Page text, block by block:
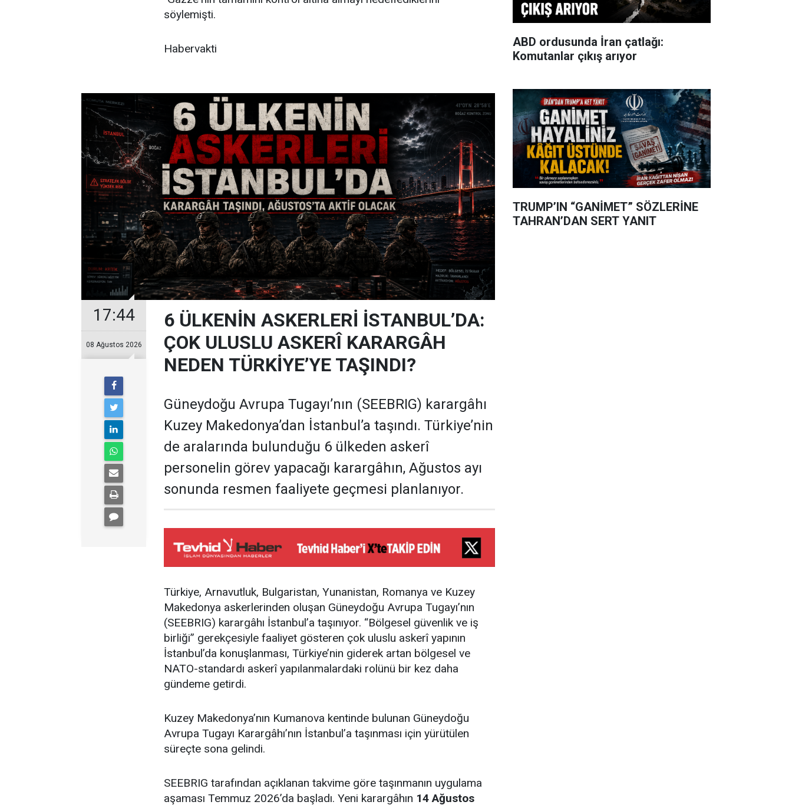
söylemişti.
Habervakti
17:44
08 Ağustos 2026
6 ÜLKENİN ASKERLERİ İSTANBUL’DA:
ÇOK ULUSLU ASKERÎ KARARGÂH
NEDEN TÜRKİYE’YE TAŞINDI?
Güneydoğu Avrupa Tugayı’nın (SEEBRIG) karargâhı
Kuzey Makedonya’dan İstanbul’a taşındı. Türkiye’nin
de aralarında bulunduğu 6 ülkeden askerî
personelin görev yapacağı karargâhın, Ağustos ayı
sonunda resmen faaliyete geçmesi planlanıyor.
Türkiye, Arnavutluk, Bulgaristan, Yunanistan, Romanya ve Kuzey
Makedonya askerlerinden oluşan Güneydoğu Avrupa Tugayı’nın
(SEEBRIG) karargâhı İstanbul’a taşınıyor. “Bölgesel güvenlik ve iş
birliği” gerekçesiyle faaliyet gösteren çok uluslu askerî yapının
İstanbul’da konuşlanması, Türkiye’nin giderek artan bölgesel ve
NATO-standardı askerî yapılanmalardaki rolünü bir kez daha
gündeme getirdi.
Kuzey Makedonya’nın Kumanova kentinde bulunan Güneydoğu
Avrupa Tugayı Karargâhı’nın İstanbul’a taşınması için yürütülen
süreçte sona gelindi.
SEEBRIG tarafından açıklanan takvime göre taşınmanın uygulama
aşaması Temmuz 2026’da başladı. Yeni karargâhın 14 Ağustos
ABD ordusunda İran çatlağı:
Komutanlar çıkış arıyor
TRUMP’IN “GANİMET” SÖZLERİNE
TAHRAN’DAN SERT YANIT